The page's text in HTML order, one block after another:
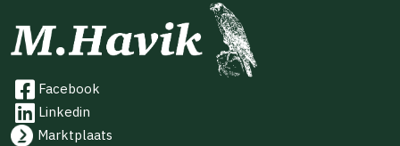
Facebook
Linkedin
Marktplaats